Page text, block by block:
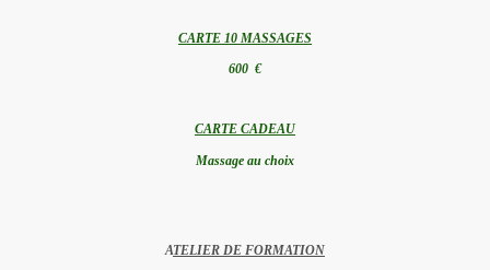
CARTE 10 MASSAGES
600 €
CARTE CADEAU
Massage au choix
ATELIER DE FORMATION